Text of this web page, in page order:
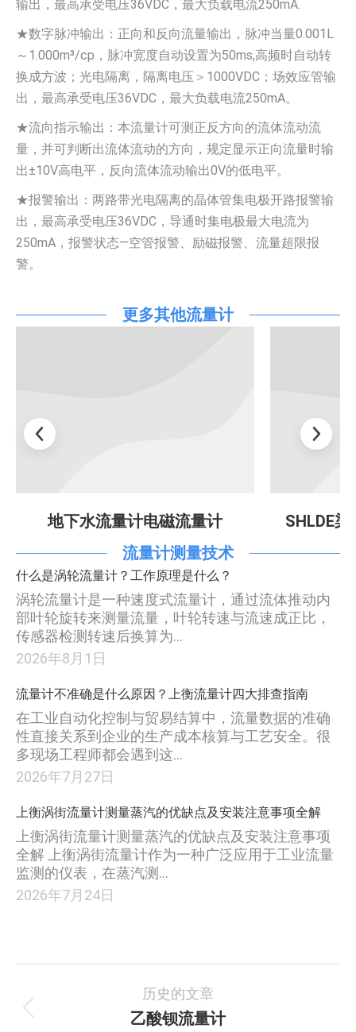
输出，最高承受电压36VDC，最大负载电流250mA.
★数字脉冲输出：正向和反向流量输出，脉冲当量0.001L
～1.000m³/cp，脉冲宽度自动设置为50ms,高频时自动转
换成方波；光电隔离，隔离电压＞1000VDC；场效应管输
出，最高承受电压36VDC，最大负载电流250mA。
★流向指示输出：本流量计可测正反方向的流体流动流
量，并可判断出流体流动的方向，规定显示正向流量时输
出±10V高电平，反向流体流动输出0V的低电平。
★报警输出：两路带光电隔离的晶体管集电极开路报警输
出，最高承受电压36VDC，导通时集电极最大电流为
250mA，报警状态—空管报警、励磁报警、流量超限报
警。
更多其他流量计
地下水流量计电磁流量计
SHLDE
流量计测量技术
什么是涡轮流量计？工作原理是什么？
涡轮流量计是一种速度式流量计，通过流体推动内
部叶轮旋转来测量流量，叶轮转速与流速成正比，
传感器检测转速后换算为…
2026年8月1日
流量计不准确是什么原因？上衡流量计四大排查指南
在工业自动化控制与贸易结算中，流量数据的准确
性直接关系到企业的生产成本核算与工艺安全。很
多现场工程师都会遇到这…
2026年7月27日
上衡涡街流量计测量蒸汽的优缺点及安装注意事项全解
上衡涡街流量计测量蒸汽的优缺点及安装注意事项
全解 上衡涡街流量计作为一种广泛应用于工业流量
监测的仪表，在蒸汽测…
2026年7月24日
目
历史的文章
上
乙酸钡流量计